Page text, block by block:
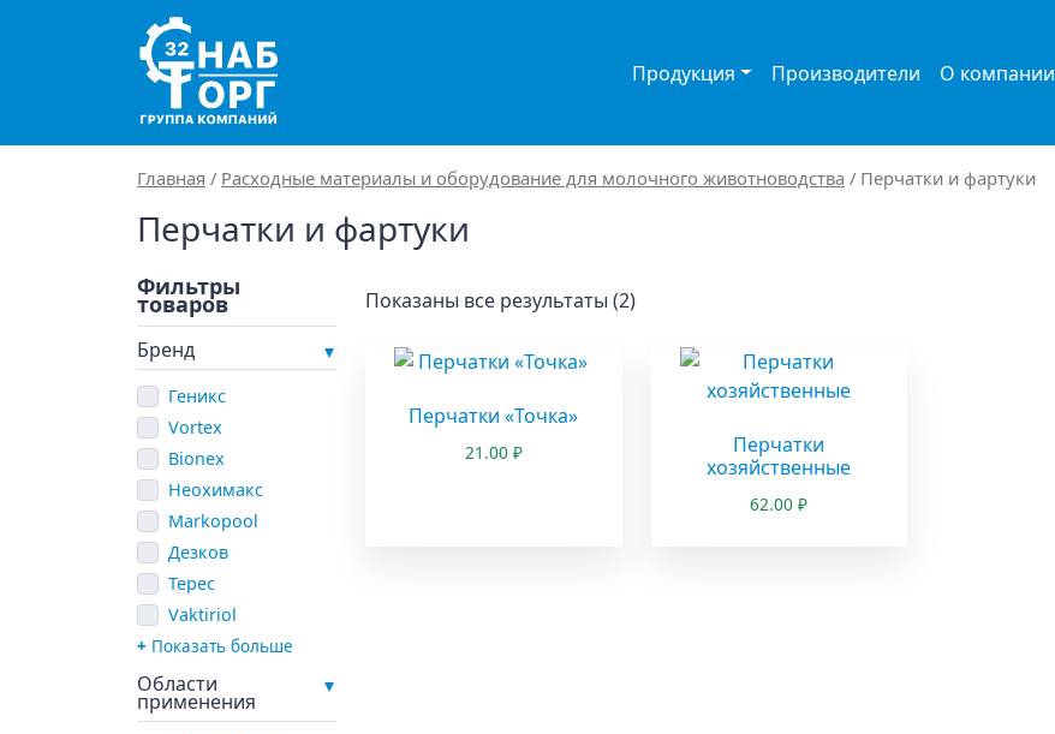
Main Navigation Продукция Производители О компании
Главная / Расходные материалы и оборудование для молочного животноводства / Перчатки и фартуки
Перчатки и фартуки
Бренд
Геникс
Vortex
Bionex
Неохимакс
Markopool
Дезков
Терес
Vaktiriol
Показать больше
Области
применения
Показаны все результаты (2)
Перчатки «Точка»
21.00 ₽
Перчатки
хозяйственные
62.00₽